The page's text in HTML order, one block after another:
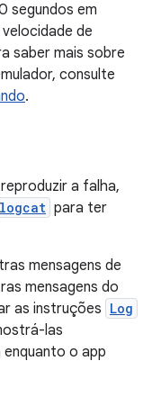
segundos em
de
saber mais sobre
consulte
.
a falha,
logcat para ter
mensagens de
mensagens do
as instruções Log
las
o app